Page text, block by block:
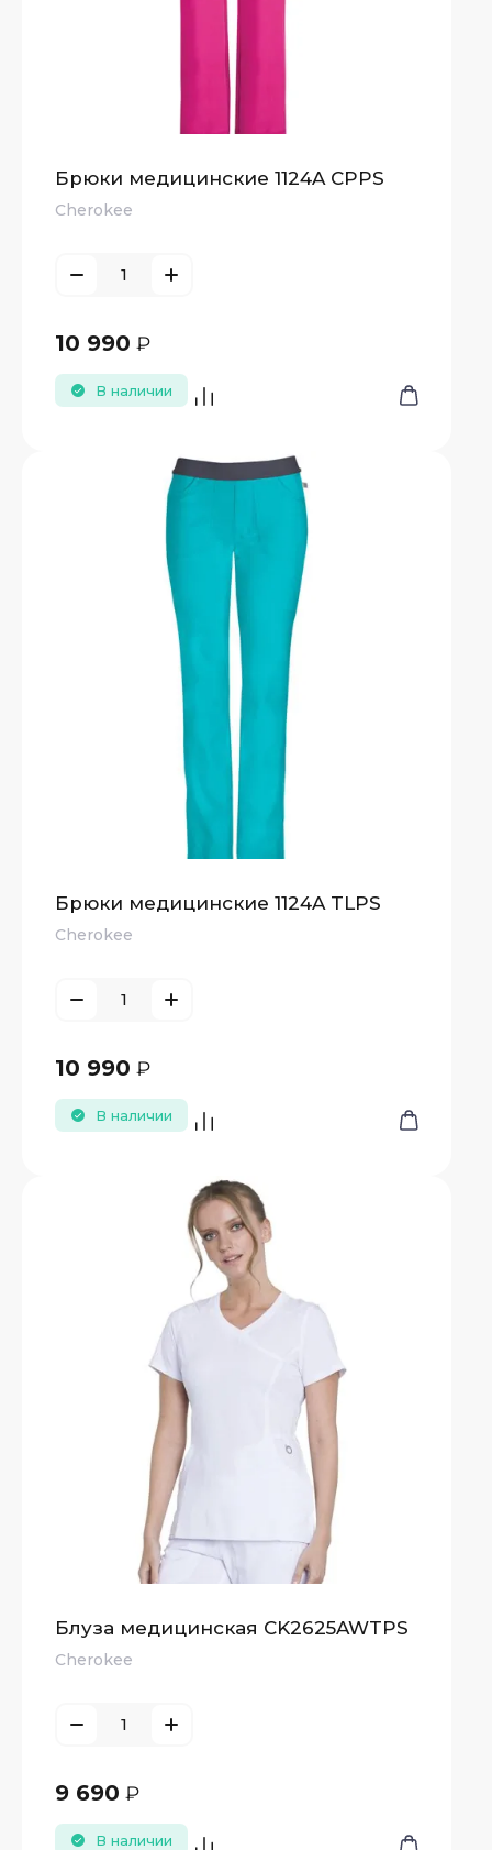
Брюки медицинские 1124A CPPS
Cherokee
10 990 ₽
В наличии
Брюки медицинские 1124A TLPS
Cherokee
10 990 ₽
В наличии
Блуза медицинская CK2625AWTPS
Cherokee
9 690 ₽
В наличии